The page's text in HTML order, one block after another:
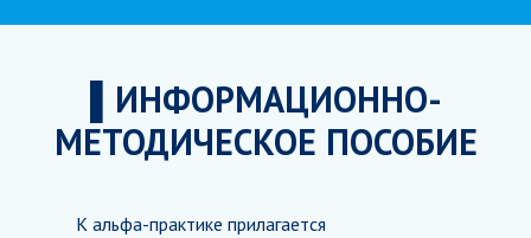
▌ИНФОРМАЦИОННО-
МЕТОДИЧЕСКОЕ ПОСОБИЕ
К альфа-практике прилагается